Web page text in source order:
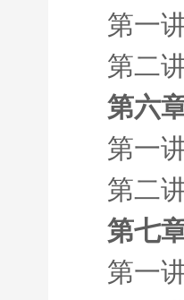
第一
第二
第六
第一
第二
第七
第一